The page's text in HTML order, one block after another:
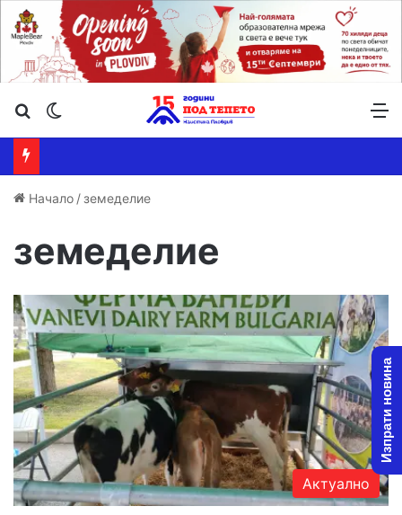
Търсене ...
Начало /земеделие
земеделие
Актуално
Изпрати новина